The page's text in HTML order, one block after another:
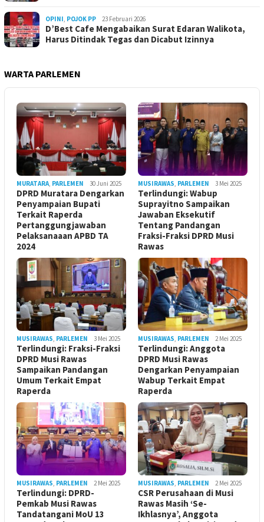
OPINI, POJOK PP 23 Februari 2026
D’Best Cafe Mengabaikan Surat Edaran Walikota,
Harus Ditindak Tegas dan Dicabut Izinnya
WARTA PARLEMEN
MURATARA, PARLEMEN 30 Juni 2025
DPRD Muratara Dengarkan
Penyampaian Bupati
Terkait Raperda
Pertanggungjawaban
Pelaksanaaan APBD TA
2024
MUSIRAWAS, PARLEMEN 3 Mei 2025
Terlindungi: Wabup
Suprayitno Sampaikan
Jawaban Eksekutif
Tentang Pandangan
Fraksi-Fraksi DPRD Musi
Rawas
MUSIRAWAS, PARLEMEN 3 Mei 2025
Terlindungi: Fraksi-Fraksi
DPRD Musi Rawas
Sampaikan Pandangan
Umum Terkait Empat
Raperda
MUSIRAWAS, PARLEMEN 2 Mei 2025
Terlindungi: Anggota
DPRD Musi Rawas
Dengarkan Penyampaian
Wabup Terkait Empat
Raperda
MUSIRAWAS, PARLEMEN 2 Mei 2025
Terlindungi: DPRD-
Pemkab Musi Rawas
Tandatangani MoU 13
MUSIRAWAS, PARLEMEN 2 Mei 2025
CSR Perusahaan di Musi
Rawas Masih ‘Se-
Ikhlasnya’, Anggota